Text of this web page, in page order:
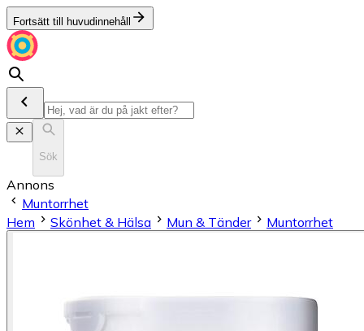
Fortsätt till huvudinnehåll
Sök
Annons
Muntorrhet
Hem
Skönhet & Hälsa Mun & Tänder Muntorrhet